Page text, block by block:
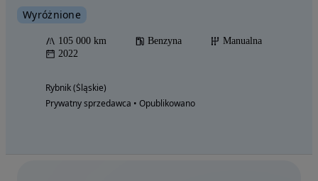
Wyróżnione
105 000 km Benzyna
Manualna
2022
Rybnik (Śląskie)
Prywatny sprzedawca • Opublikowano